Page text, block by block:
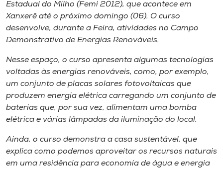
Biblioteca
Museu
Unoesc
Store
Estadual do Milho (Femi 2012), que acontece em
Xanxerê até o próximo domingo (06). O curso
desenvolve, durante a Feira, atividades no Campo
Demonstrativo de Energias Renováveis.
Nesse espaço, o curso apresenta algumas tecnologias
voltadas às energias renováveis, como, por exemplo,
um conjunto de placas solares fotovoltaicas que
produzem energia elétrica carregando um conjunto de
baterias que, por sua vez, alimentam uma bomba
elétrica e várias lâmpadas da iluminação do local.
Ainda, o curso demonstra a casa sustentável, que
explica como podemos aproveitar os recursos naturais
em uma residência para economia de água e energia